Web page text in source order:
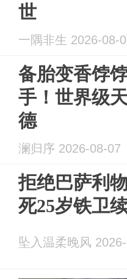
世
一隅非生 2026-08-
备胎变香饽
手！世界级
德
澜归序 2026-08-07
拒绝巴萨利
死25岁铁卫
坠入温柔晚风